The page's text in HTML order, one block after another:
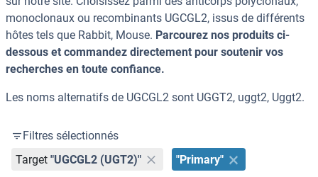
monoclonaux ou recombinants UGCGL2, issus de différents
hôtes tels que Rabbit, Mouse. Parcourez nos produits ci-
dessous et commandez directement pour soutenir vos
recherches en toute confiance.
Les noms alternatifs de UGCGL2 sont UGGT2, uggt2, Uggt2.
Filtres sélectionnés
Target "UGCGL2 (UGT2)" "Primary"